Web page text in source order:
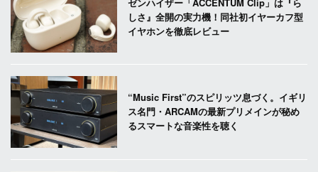
しさ』全開の実力機！同社初イヤーカフ型
イヤホンを徹底レビュー
“Music First”のスピリッツ息づく。イギリ
ス名門・ARCAMの最新プリメインが秘め
るスマートな音楽性を聴く